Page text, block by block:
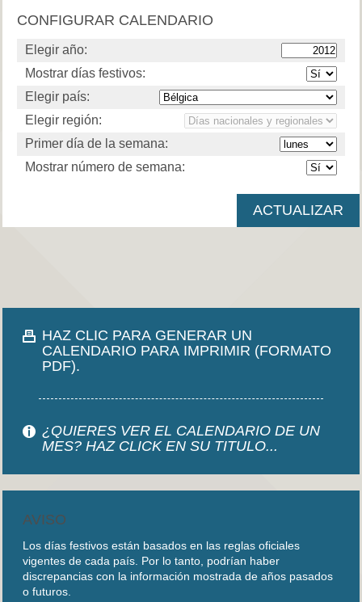
CONFIGURAR CALENDARIO
Elegir año:
Mostrar días festivos:
Elegir país:
Elegir región:
Primer día de la semana:
Mostrar número de semana:
HAZ CLIC PARA GENERAR UN
CALENDARIO PARA IMPRIMIR (FORMATO
PDF).
¿QUIERES VER EL CALENDARIO DE UN
MES? HAZ CLICK EN SU TITULO...
AVISO
Los días festivos están basados en las reglas oficiales
vigentes de cada país. Por lo tanto, podrían haber
discrepancias con la información mostrada de años pasados
o futuros.